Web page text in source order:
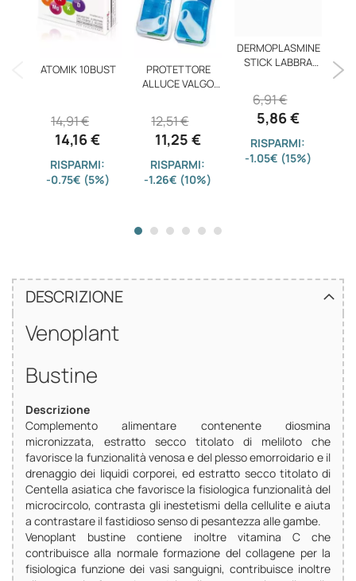
ATOMIK 10BUST
14,16 €
14,91 €
RISPARMI:
-0.75€ (5%)
PROTETTORE
ALLUCE VALGO
11,25 €
12,51 €
RISPARMI:
-1.26€ (10%)
DERMOPLASMINE
STICK LABBRA
5,86 €
6,91 €
RISPARMI:
-1.05€ (15%)
DESCRIZIONE
Venoplant
Bustine
Descrizione
Complemento alimentare contenente diosmina
micronizzata, estratto secco titolato di meliloto che
favorisce la funzionalità venosa e del plesso emorroidario e il
drenaggio dei liquidi corporei, ed estratto secco titolato di
Centella asiatica che favorisce la fisiologica funzionalità del
microcircolo, contrasta gli inestetismi della cellulite e aiuta
a contrastare il fastidioso senso di pesantezza alle gambe.
Venoplant bustine contiene inoltre vitamina C che
contribuisce alla normale formazione del collagene per la
fisiologica funzione dei vasi sanguigni, contribuisce inoltre